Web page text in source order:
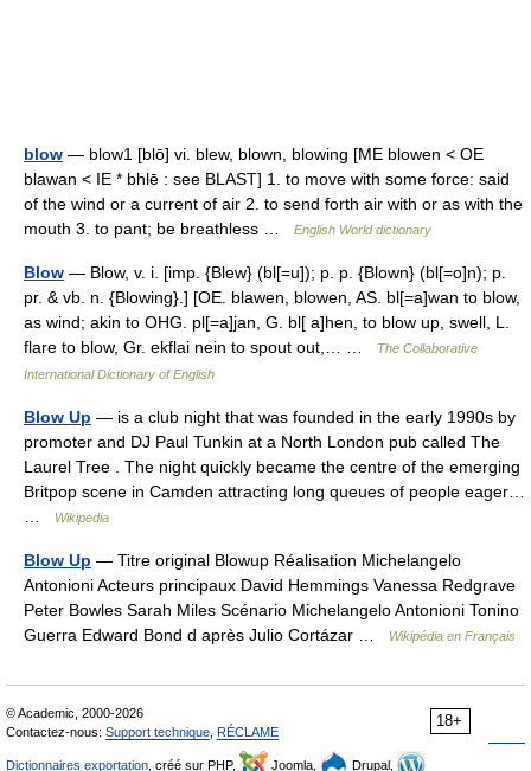
blow — blow1 [blō] vi. blew, blown, blowing [ME blowen < OE
blawan < IE * bhlē : see BLAST] 1. to move with some force: said
of the wind or a current of air 2. to send forth air with or as with the
mouth 3. to pant; be breathless …
English World dictionary
Blow — Blow, v. i. [imp. {Blew} (bl[=u]); p. p. {Blown} (bl[=o]n); p.
pr. & vb. n. {Blowing}.] [OE. blawen, blowen, AS. bl[=a]wan to blow,
as wind; akin to OHG. pl[=a]jan, G. bl[ a]hen, to blow up, swell, L.
flare to blow, Gr. ekflai nein to spout out,… …
The Collaborative
International Dictionary of English
Blow Up — is a club night that was founded in the early 1990s by
promoter and DJ Paul Tunkin at a North London pub called The
Laurel Tree . The night quickly became the centre of the emerging
Britpop scene in Camden attracting long queues of people eager…
Wikipedia
Blow Up — Titre original Blowup Réalisation Michelangelo
Antonioni Acteurs principaux David Hemmings Vanessa Redgrave
Peter Bowles Sarah Miles Scénario Michelangelo Antonioni Tonino
Guerra Edward Bond d après Julio Cortázar …
Wikipédia en Français
18+
© Academic, 2000-2026
Contactez-nous: Support technique RÉCLAME
Dictionnaires exportation , créé sur PHP, Joomla, Drupal,